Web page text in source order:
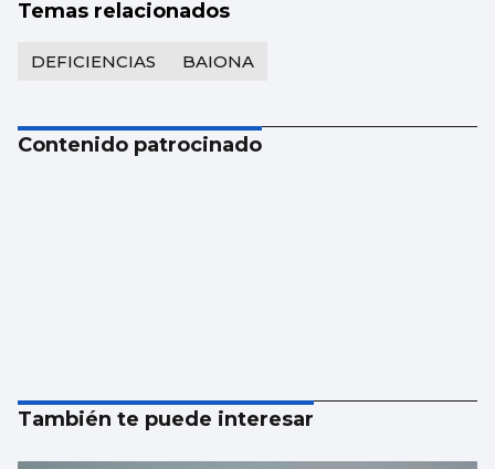
Temas relacionados
DEFICIENCIAS BAIONA
Contenido patrocinado
También te puede interesar